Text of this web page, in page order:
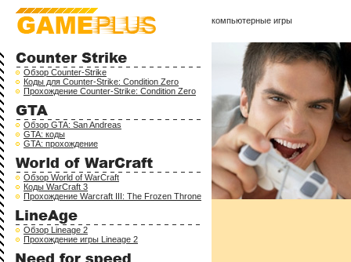
Обзор Counter-Strike
Коды для Counter-Strike: Condition Zero
Прохождение Counter-Strike: Condition Zero
Обзор GTA: San Andreas
GTA: коды
GTA: прохождение
Обзор World of WarCraft
Коды WarCraft 3
Прохождение Warcraft III: The Frozen Throne
Обзор Lineage 2
Прохождение игры Lineage 2
компьютерные игры